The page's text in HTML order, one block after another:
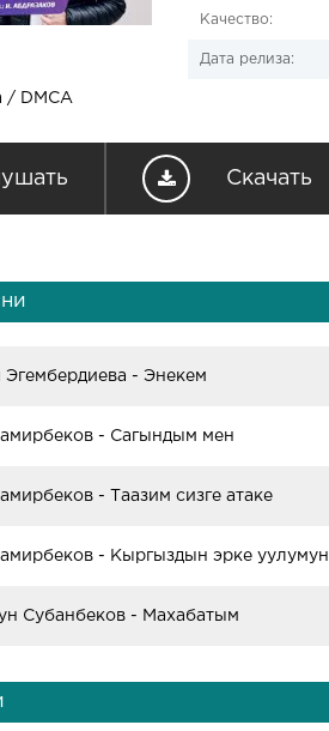
/ DMCA
Качество:
Дата релиза:
Скачать
- Энекем
- Сагындым мен
- Таазим сизге атаке
- Кыргыздын эрке уулумун
Субанбеков - Махабатым